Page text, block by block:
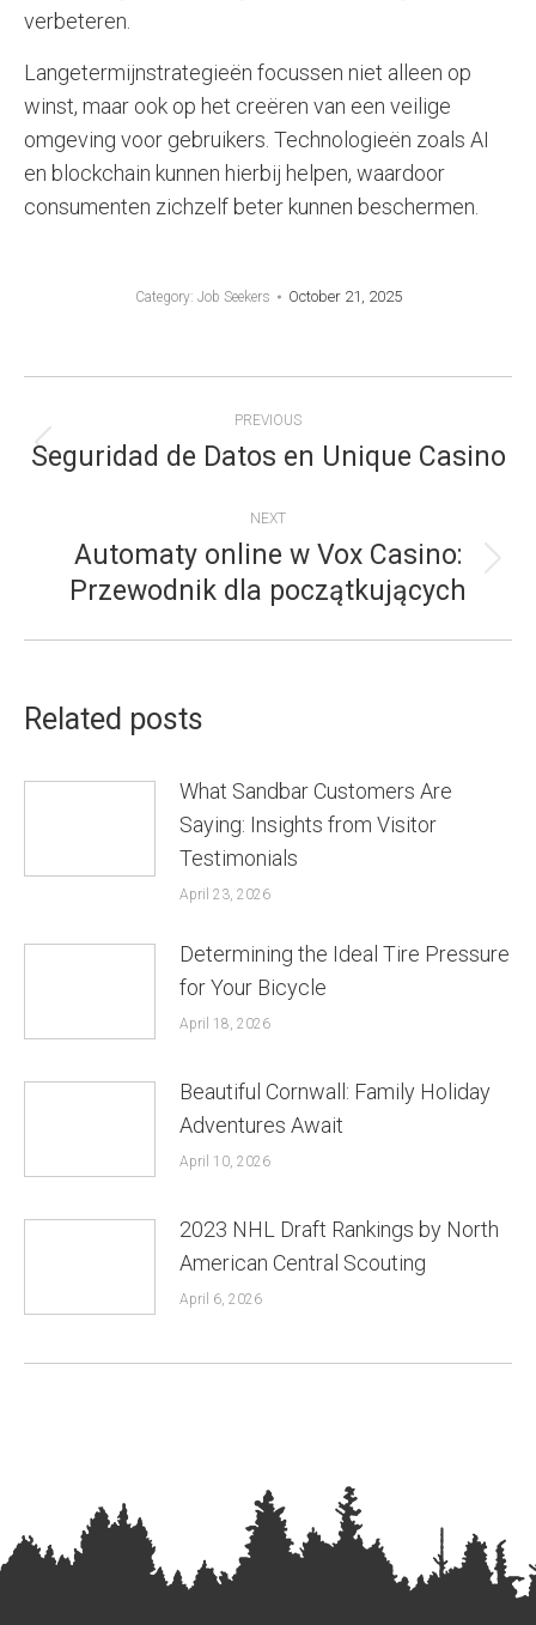
verbeteren.
Langetermijnstrategieën focussen niet alleen op
winst, maar ook op het creëren van een veilige
omgeving voor gebruikers. Technologieën zoals AI
en blockchain kunnen hierbij helpen, waardoor
consumenten zichzelf beter kunnen beschermen.
Category: Job Seekers October 21, 2025
NAVIGATION
PREVIOUS
Previous
Seguridad de Datos en Unique Casino
NEXT
post:
Automaty online w Vox Casino:
Przewodnik dla początkujących
Related posts
What Sandbar Customers Are
Saying: Insights from Visitor
Testimonials
April 23, 2026
Determining the Ideal Tire Pressure
for Your Bicycle
April 18, 2026
Beautiful Cornwall: Family Holiday
Adventures Await
April 10, 2026
2023 NHL Draft Rankings by North
American Central Scouting
April 6, 2026